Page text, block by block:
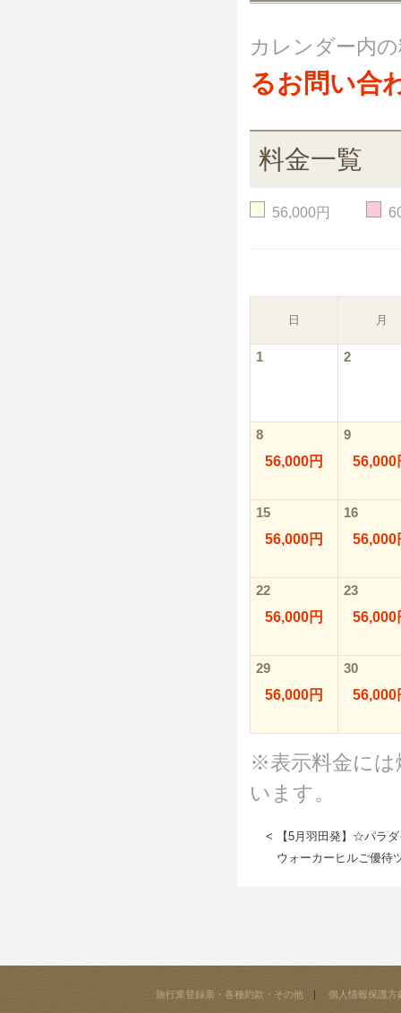
カレンダー内
るお問い合
料金一覧
56,000円
日 月
1 2
8
56,000円
9
56,000
15
56,000円
16
56,000
22
56,000円
23
56,000
29
56,000円
30
56,000
※表示料金には
います。
< 【5月羽田発】☆パラダ
ウォーカーヒルご優待
旅行業登録票・各種約款・その他 個人情報保護方